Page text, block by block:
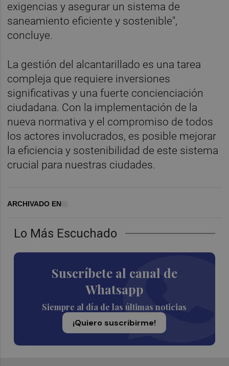
Lo Más Escuchado
Suscríbete al canal de
Whatsapp
Siempre al día de las últimas noticias
¡Quiero suscribirme!
exigencias y asegurar un sistema de
saneamiento eficiente y sostenible",
concluye.
La gestión del alcantarillado es una tarea
compleja que requiere inversiones
significativas y una fuerte concienciación
ciudadana. Con la implementación de la
nueva normativa y el compromiso de todos
los actores involucrados, es posible mejorar
la eficiencia y sostenibilidad de este sistema
crucial para nuestras ciudades.
ARCHIVADO EN